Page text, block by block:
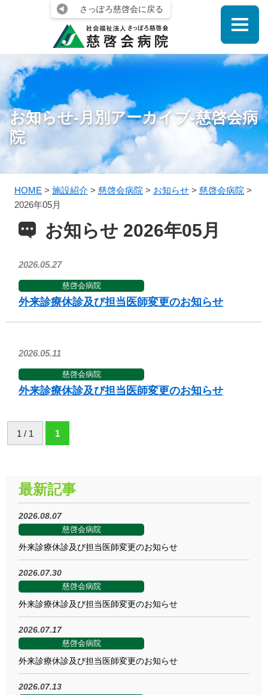
お知らせ-月別アーカイブ-慈啓会病
院
さっぽろ慈啓会に戻る
HOME > 施設紹介 > 慈啓会病院 > お知らせ > 慈啓会病院 >
2026年05月
お知らせ 2026年05月
2026.05.27
慈啓会病院
外来診療休診及び担当医師変更のお知らせ
2026.05.11
慈啓会病院
外来診療休診及び担当医師変更のお知らせ
1 / 1 1
最新記事
2026.08.07
慈啓会病院
外来診療休診及び担当医師変更のお知らせ
2026.07.30
慈啓会病院
外来診療休診及び担当医師変更のお知らせ
2026.07.17
慈啓会病院
外来診療休診及び担当医師変更のお知らせ
2026.07.13